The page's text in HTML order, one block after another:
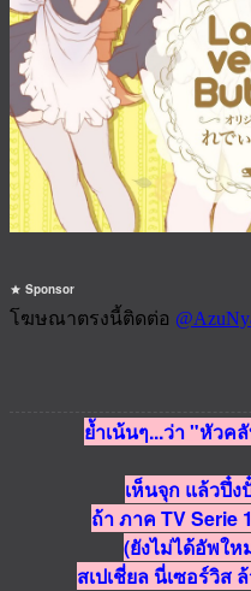
Sponsor
ย้ำเน้นๆ...ว่า "หัวค
เห็นจุก แล้วปึ๋ง
ถ้า ภาค TV Serie
(ยังไม่ได้อัพใ
สเปเชี่ยล นี่เซอร์วิส